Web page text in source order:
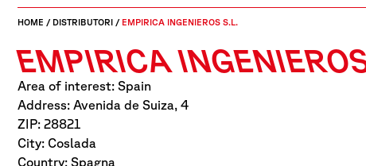
HOME / DISTRIBUTORI / EMPIRICA INGENIEROS S.L.
EMPIRICA
Area of interest: Spain
Address: Avenida de Suiza, 4
ZIP: 28821
City: Coslada
Country: Spagna